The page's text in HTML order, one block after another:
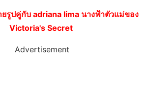
รูปคู่กับ adriana lima นางฟ้าตัวเเม่ของ
Victoria's Secret
Advertisement